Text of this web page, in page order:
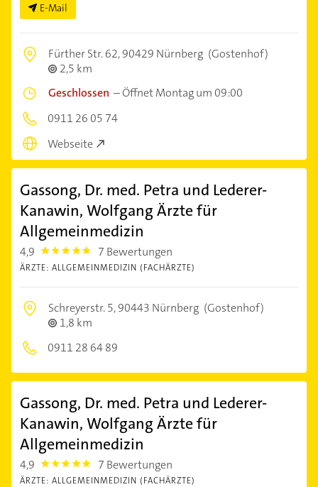
E-Mail
Fürther Str. 62,90429 Nürnberg (Gostenhof)
2,5 km
Geschlossen –Öffnet Montag um 09:00
0911 26 05 74
Webseite
Gassong, Dr. med. Petra und Lederer-
Kanawin, Wolfgang Ärzte für
Allgemeinmedizin
4,9 4.9 7 Bewertungen
ÄRZTE: ALLGEMEINMEDIZIN (FACHÄRZTE)
Schreyerstr. 5,90443 Nürnberg (Gostenhof)
1,8 km
0911 28 64 89
Gassong, Dr. med. Petra und Lederer-
Kanawin, Wolfgang Ärzte für
Allgemeinmedizin
4,9 4.9 7 Bewertungen
ÄRZTE: ALLGEMEINMEDIZIN (FACHÄRZTE)